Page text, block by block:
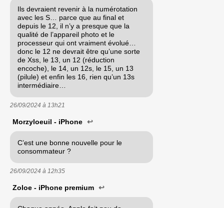
Ils devraient revenir à la numérotation
avec les S… parce que au final et
depuis le 12, il n’y a presque que la
qualité de l’appareil photo et le
processeur qui ont vraiment évolué…
donc le 12 ne devrait être qu’une sorte
de Xss, le 13, un 12 (réduction
encoche), le 14, un 12s, le 15, un 13
(pilule) et enfin les 16, rien qu’un 13s
intermédiaire…
26/09/2024 à 13h21
Morzyloeuil - iPhone ↩
C’est une bonne nouvelle pour le
consommateur ?
26/09/2024 à 12h35
Zoloe - iPhone premium ↩